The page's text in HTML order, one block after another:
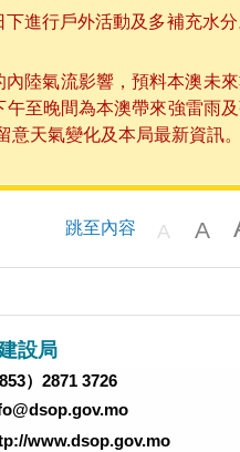
進行戶外活動及多補充水
陸氣流影響，預料本澳未
至晚間為本澳帶來強雷雨及
意天氣變化及本局最新資訊
跳至內容 A A
設局
853）2871 3726
www.dsop.gov.mo